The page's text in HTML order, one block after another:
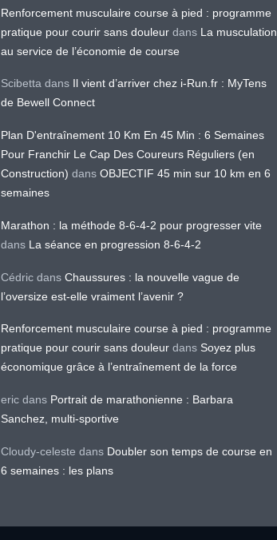
Renforcement musculaire course à pied : programme
pratique pour courir sans douleur dans La musculation
au service de l’économie de course
Scibetta dans Il vient d’arriver chez i-Run.fr : MyTens
de Bewell Connect
Plan D'entraînement 10 Km En 45 Min : 6 Semaines
Pour Franchir Le Cap Des Coureurs Réguliers (en
Construction) dans OBJECTIF 45 min sur 10 km en 6
semaines
Marathon : la méthode 8-6-4-2 pour progresser vite
dans La séance en progression 8-6-4-2
Cédric dans Chaussures : la nouvelle vague de
l’oversize est-elle vraiment l’avenir ?
Renforcement musculaire course à pied : programme
pratique pour courir sans douleur dans Soyez plus
économique grâce à l’entraînement de la force
eric dans Portrait de marathonienne : Barbara
Sanchez, multi-sportive
Cloudy-celeste dans Doubler son temps de course en
6 semaines : les plans